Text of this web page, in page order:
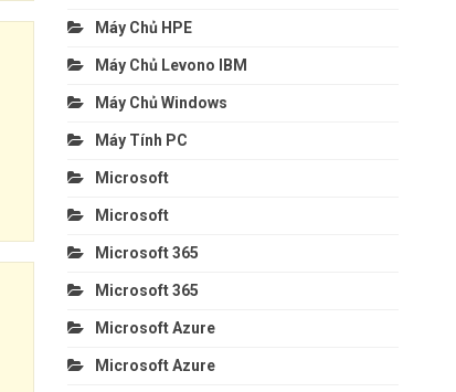
Máy Chủ HPE
Máy Chủ Levono IBM
Máy Chủ Windows
Máy Tính PC
Microsoft
Microsoft
Microsoft 365
Microsoft 365
Microsoft Azure
Microsoft Azure